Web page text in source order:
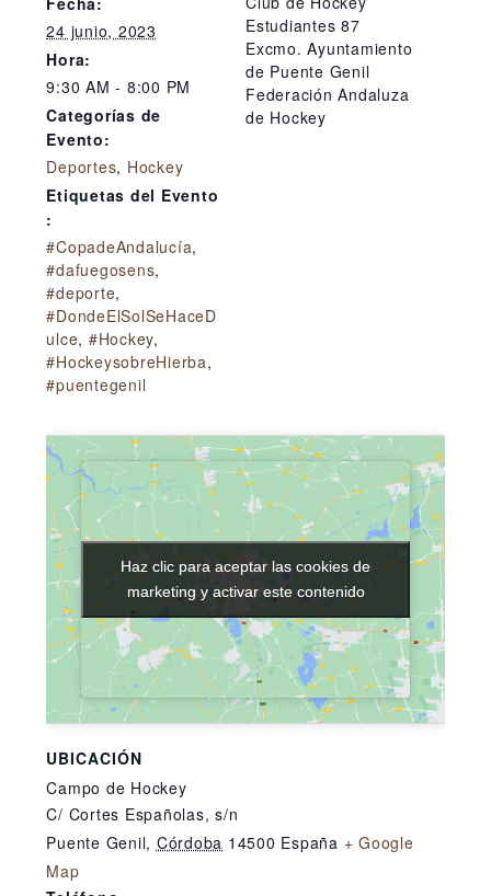
24 junio, 2023
Hora:
9:30 AM - 8:00 PM
Categorías de
Evento:
Deportes, Hockey
Etiquetas del Evento
:
#CopadeAndalucía,
#dafuegosens,
#deporte,
#DondeElSolSeHaceD
ulce, #Hockey,
#HockeysobreHierba,
#puentegenil
Estudiantes 87
Excmo. Ayuntamiento
de Puente Genil
Federación Andaluza
de Hockey
UBICACIÓN
Campo de Hockey
C/ Cortes Españolas, s/n
Puente Genil, Córdoba 14500 España + Google
Map
Haz clic para aceptar las cookies de
marketing y activar este contenido
Haz clic para aceptar las cookies de
marketing y activar este contenido